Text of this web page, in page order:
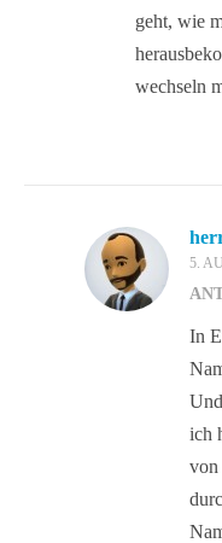
geht, wie
wechseln
5.
In
ich
von